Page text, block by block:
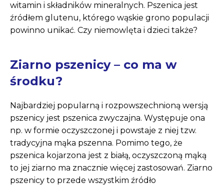
witamin i składników mineralnych. Pszenica jest
źródłem glutenu, którego wąskie grono populacji
powinno unikać. Czy niemowlęta i dzieci także?
Ziarno pszenicy – co ma w
środku?
Najbardziej popularną i rozpowszechnioną wersją
pszenicy jest pszenica zwyczajna. Występuje ona
np. w formie oczyszczonej i powstaje z niej tzw.
tradycyjna mąka pszenna. Pomimo tego, że
pszenica kojarzona jest z białą, oczyszczoną mąką
to jej ziarno ma znacznie więcej zastosowań. Ziarno
pszenicy to przede wszystkim źródło